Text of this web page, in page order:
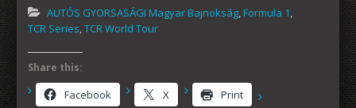
AUTÓS GYORSASÁGI Magyar Bajnokság, Formula 1,
TCR Series,TCR World Tour
Share this:
Facebook X Print